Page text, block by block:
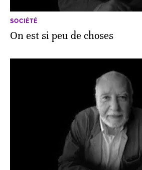
SOCIÉTÉ
On est si peu de choses